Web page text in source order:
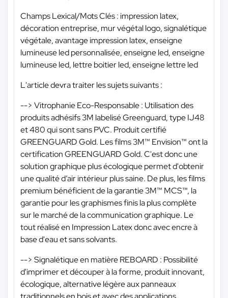
Champs Lexical/Mots Clés : impression latex,
décoration entreprise, mur végétal logo, signalétique
végétale, avantage impression latex, enseigne
lumineuse led personnalisée, enseigne led, enseigne
lumineuse led, lettre boitier led, enseigne lettre led
L'article devra traiter les sujets suivants :
--> Vitrophanie Eco-Responsable : Utilisation des
produits adhésifs 3M labelisé Greenguard, type IJ48
et 480 qui sont sans PVC. Produit certifié
GREENGUARD Gold. Les films 3M™ Envision™ ont la
certification GREENGUARD Gold. C'est donc une
solution graphique plus écologique permet d'obtenir
une qualité d’air intérieur plus saine. De plus, les films
premium bénéficient de la garantie 3M™ MCS™, la
garantie pour les graphismes finis la plus complète
sur le marché de la communication graphique. Le
tout réalisé en Impression Latex donc avec encre à
base d'eau et sans solvants.
--> Signalétique en matière REBOARD : Possibilité
d'imprimer et découper à la forme, produit innovant,
écologique, alternative légère aux panneaux